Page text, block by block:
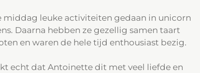
middag leuke activiteiten gedaan in unicorn
Daarna hebben ze gezellig samen taart
en waren de hele tijd enthousiast bezig.
echt dat Antoinette dit met veel liefde en